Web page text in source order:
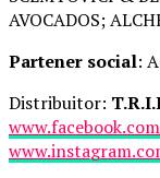
AVOCADOS;
Partener social:
Distribuitor: